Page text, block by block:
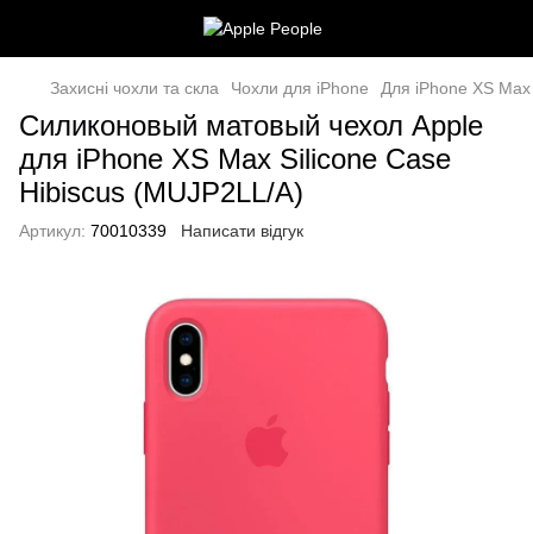
Захисні чохли та скла Чохли для iPhone Для iPhone XS Max
Силиконовый матовый чехол Apple
для iPhone XS Max Silicone Case
Hibiscus (MUJP2LL/A)
Артикул: 70010339 Написати відгук